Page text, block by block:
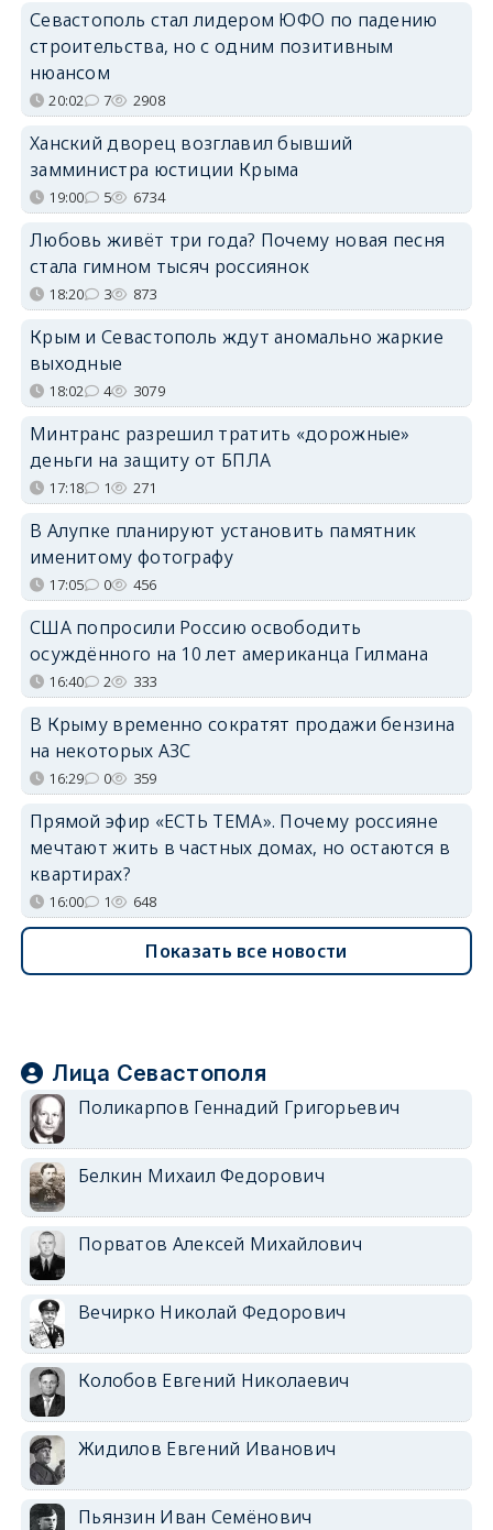
Севастополь стал лидером ЮФО по падению
строительства, но с одним позитивным
нюансом
20:02 7 2908
Ханский дворец возглавил бывший
замминистра юстиции Крыма
19:00 5 6734
Любовь живёт три года? Почему новая песня
стала гимном тысяч россиянок
18:20 3 873
Крым и Севастополь ждут аномально жаркие
выходные
18:02 4 3079
Минтранс разрешил тратить «дорожные»
деньги на защиту от БПЛА
17:18 1 271
В Алупке планируют установить памятник
именитому фотографу
17:05 0 456
США попросили Россию освободить
осуждённого на 10 лет американца Гилмана
16:40 2 333
В Крыму временно сократят продажи бензина
на некоторых АЗС
16:29 0 359
Прямой эфир «ЕСТЬ ТЕМА». Почему россияне
мечтают жить в частных домах, но остаются в
квартирах?
16:00 1 648
Показать все новости
Лица Севастополя
Поликарпов Геннадий Григорьевич
Белкин Михаил Федорович
Порватов Алексей Михайлович
Вечирко Николай Федорович
Колобов Евгений Николаевич
Жидилов Евгений Иванович
Пьянзин Иван Семёнович